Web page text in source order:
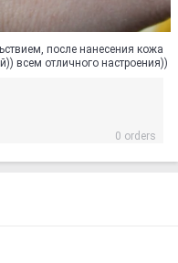
после нанесения кожа
всем отличного настроения))
0 orders